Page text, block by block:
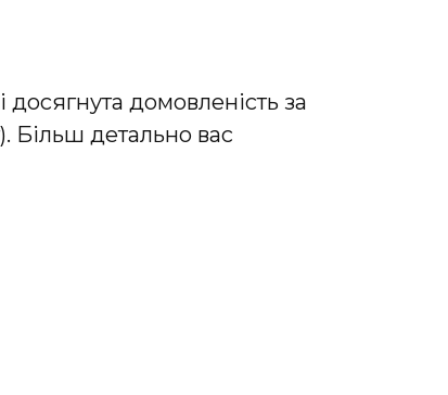
домовленість за
Більш детально вас